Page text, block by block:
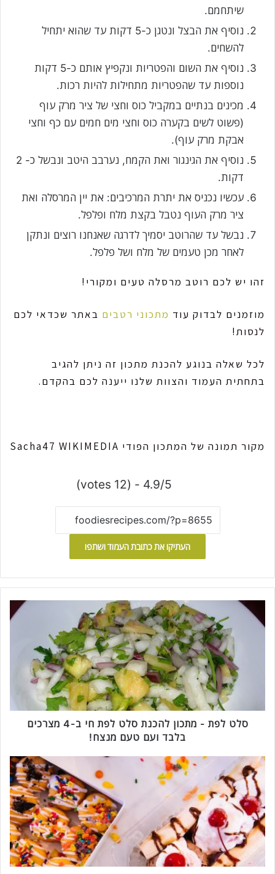
שיתחמם.
נוסיף את הבצל ונטגן כ-5 דקות עד שהוא יתחיל
להשחים.
נוסיף את השום והפטריות ונקפיץ אותם כ-5 דקות
נוספות עד שהפטריות מתחילות להיות רכות.
מכינים בנתיים במקביל כוס וחצי של ציר מרק עוף
(פשוט לשים בקערה כוס וחצי מים חמים עם כף וחצי
אבקת מרק עוף).
נוסיף את הגינגור ואת הקמח, נערבב היטב ונבשל כ- 2
דקות.
עכשיו נכניס את יתרת המרכיבים: את יין המרסלה ואת
ציר מרק העוף נטבל בקצת מלח ופלפל.
נבשל עד שהרוטב יסמיך לדרגה שאנחנו רוצים ונתקן
לאחר מכן טעמים של מלח ושל פלפל.
זהו יש לכם רוטב מרסלה טעים ומקורי!
מוזמנים לבדוק עוד מתכוני רטבים באתר שכדאי לכם
לנסות!
לכל שאלה בנוגע להכנת מתכון זה ניתן להגיב
בתחתית העמוד והצוות שלנו ייענה לכם בהקדם.
מקור תמונה של המתכון הפודי Sacha47 WIKIMEDIA
4.9/5 - (12 votes)
העתיקו את כתובת העמוד ושתפו
ת
ל
כ
נ
ת
ס
ל
סלט לפת - מתכון להכנת סלט לפת חי ב-4 מצרכים
בלבד ועם טעם מנצח!
ב
ה
ס
פ
ל
ט